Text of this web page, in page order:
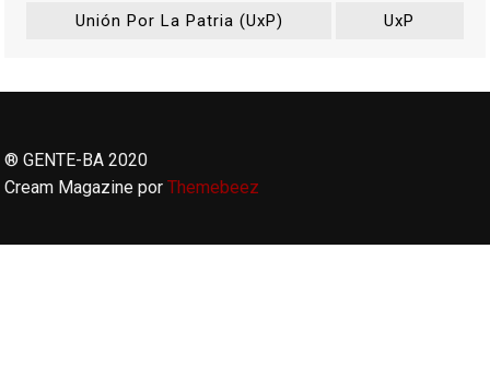
Unión Por La Patria (UxP) UxP
® GENTE-BA 2020
Cream Magazine porThemebeez